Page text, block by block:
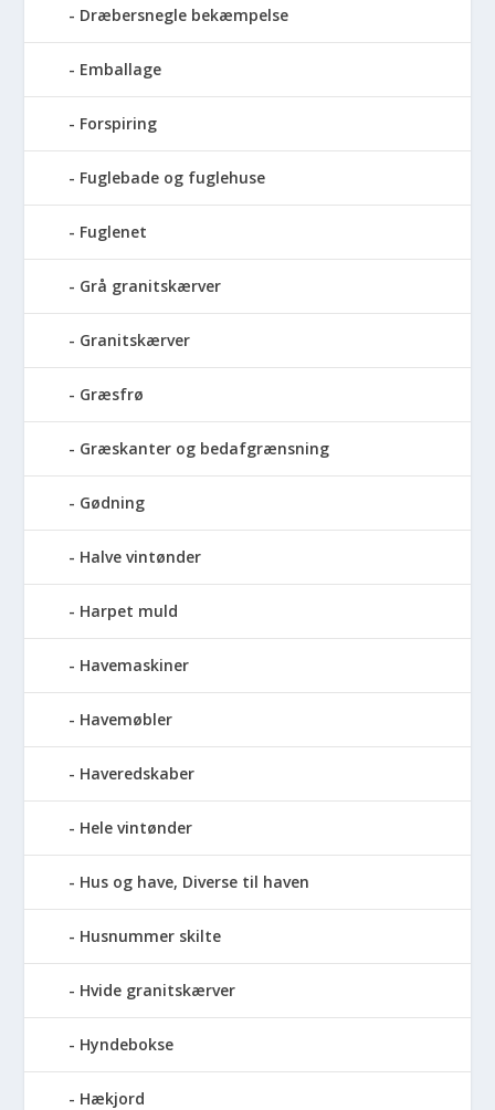
Dræbersnegle bekæmpelse
Emballage
Forspiring
Fuglebade og fuglehuse
Fuglenet
Grå granitskærver
Granitskærver
Græsfrø
Græskanter og bedafgrænsning
Gødning
Halve vintønder
Harpet muld
Havemaskiner
Havemøbler
Haveredskaber
Hele vintønder
Hus og have, Diverse til haven
Husnummer skilte
Hvide granitskærver
Hyndebokse
Hækjord